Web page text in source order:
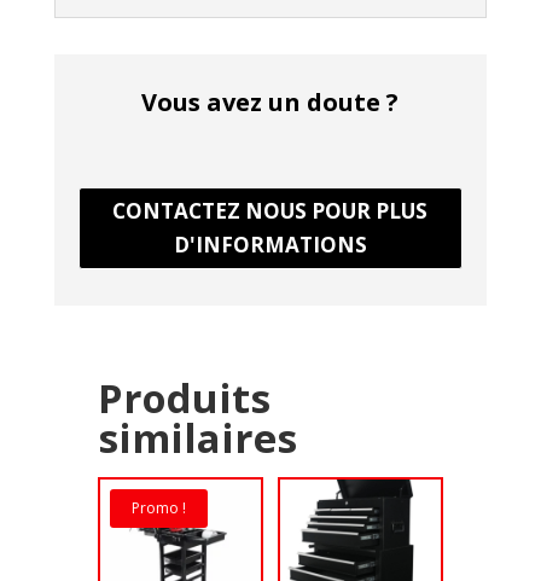
Vous avez un doute ?
CONTACTEZ NOUS POUR PLUS
D'INFORMATIONS
Produits
similaires
Promo !